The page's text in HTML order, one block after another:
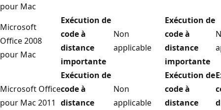
pour Mac
Microsoft
Office 2008
pour Mac
Exécution de
code à
distance
importante
Non
applicable
Exécution de
code à
distance
importante
Microsoft Office
pour Mac 2011
Exécution de
code à
distance
Non
applicable
Exécution de
code à
distance